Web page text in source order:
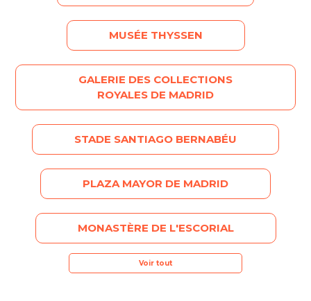
MUSÉE THYSSEN
GALERIE DES COLLECTIONS
ROYALES DE MADRID
STADE SANTIAGO BERNABÉU
PLAZA MAYOR DE MADRID
MONASTÈRE DE L'ESCORIAL
Voir tout